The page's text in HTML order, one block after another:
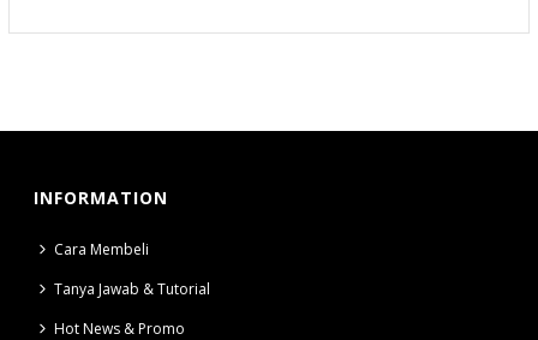
INFORMATION
Cara Membeli
Tanya Jawab & Tutorial
Hot News & Promo